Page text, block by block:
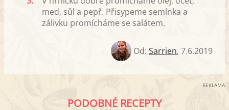
med, sůl a pepř. Přisypeme semínka a
zálivku promícháme se salátem.
Od: Sarrien, 7.6.2019
REKLAMA
PODOBNÉ RECEPTY